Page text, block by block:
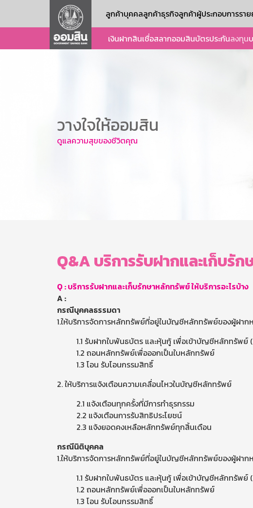
ลูกค้าบุคคลลูกค้าธุรกิจลูกค้าผู้ประกอบการรา
เงินฝากสินเชื่อสลากออมสินบัตรประกันลงทุน
วางใจให้ออมสิน
ดูแลความสุขของชีวิตคุณ
Q&A บริการรับฝากและเก็บรั
Q : บริการรับฝากและเก็บรักษาหลักทรัพย์ ให้บริการอะไรบ้าง
A :
กรณีบุคคลธรรมดา
1.ให้บริการจัดการหลักทรัพย์ที่อยู่ในบัญชีหลักทรัพย์ของผู้ฝา
1.1 รับฝากใบพันธบัตร และหุ้นกู้ เพื่อเข้าบัญชีหลักทรัพย์
1.2 ถอนหลักทรัพย์เพื่อออกเป็นใบหลักทรัพย์
1.3 โอน รับโอนกรรมสิทธิ์
2. ให้บริการแจ้งเตือนความเคลื่อนไหวในบัญชีหลักทรัพย์
2.1 แจ้งเตือนทุกครั้งที่มีการทำธุรกรรม
2.2 แจ้งเตือนการรับสิทธิประโยชน์
2.3 แจ้งยอดคงเหลือหลักทรัพย์ทุกสิ้นเดือน
กรณีนิติบุคคล
1.ให้บริการจัดการหลักทรัพย์ที่อยู่ในบัญชีหลักทรัพย์ของผู้ฝา
1.1 รับฝากใบพันธบัตร และหุ้นกู้ เพื่อเข้าบัญชีหลักทรัพย์
1.2 ถอนหลักทรัพย์เพื่อออกเป็นใบหลักทรัพย์
1.3 โอน รับโอนกรรมสิทธิ์